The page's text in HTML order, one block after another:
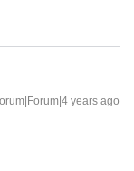
years ago